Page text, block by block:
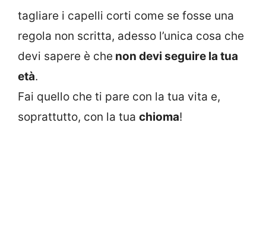
tagliare i capelli corti come se fosse una
regola non scritta, adesso l’unica cosa che
devi sapere è che non devi seguire la tua
età.
Fai quello che ti pare con la tua vita e,
soprattutto, con la tua chioma!